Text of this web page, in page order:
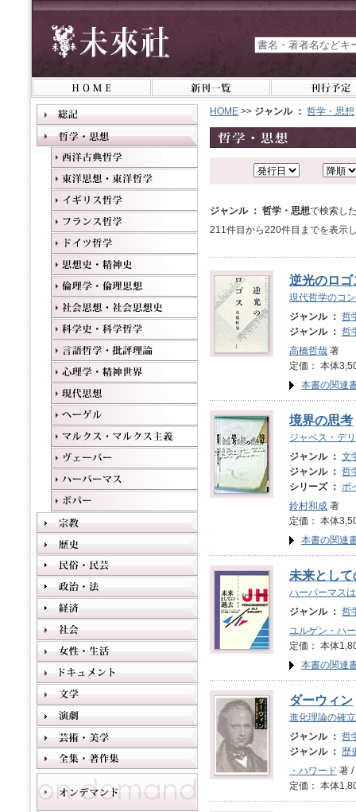
HOME >> ジャンル ： 哲学・思想
ジャンル ： 哲学・思想で検索し
211件目から220件目までを表示
逆光のロゴ
現代哲学のコ
ジャンル ： 哲
ジャンル ： 哲
高橋哲哉 著
定価： 本体
本書の関連
境界の思考
ジャベス・デ
ジャンル ： 文
ジャンル ： 哲
シリーズ ： ポ
鈴村和成 著
定価： 本体
本書の関連
未来として
ハーバーマス
ジャンル ： 哲
ユルゲン・ハ
定価： 本体
本書の関連
ダーウィン
進化理論の確
ジャンル ： 哲
ジャンル ： 歴
・ハワード 著 /
定価： 本体